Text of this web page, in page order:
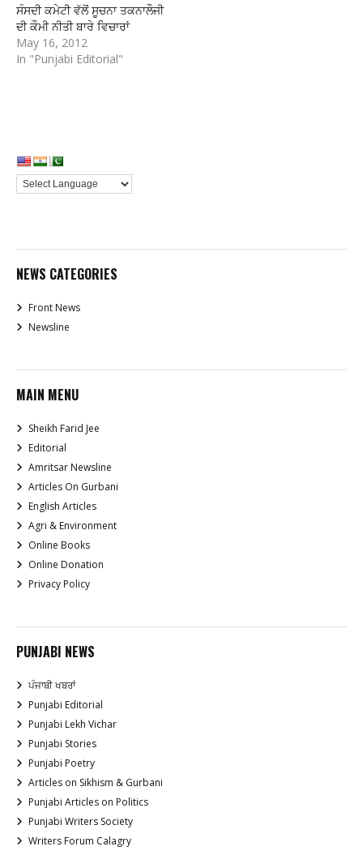
ਸੰਸਦੀ ਕਮੇਟੀ ਵੱਲੋਂ ਸੂਚਨਾ ਤਕਨਾਲੌਜੀ
ਦੀ ਕੌਮੀ ਨੀਤੀ ਬਾਰੇ ਵਿਚਾਰਾਂ
May 16, 2012
In "Punjabi Editorial"
NEWS CATEGORIES
Front News
Newsline
MAIN MENU
Sheikh Farid Jee
Editorial
Amritsar Newsline
Articles On Gurbani
English Articles
Agri & Environment
Online Books
Online Donation
Privacy Policy
PUNJABI NEWS
ਪੰਜਾਬੀ ਖਬਰਾਂ
Punjabi Editorial
Punjabi Lekh Vichar
Punjabi Stories
Punjabi Poetry
Articles on Sikhism & Gurbani
Punjabi Articles on Politics
Punjabi Writers Society
Writers Forum Calagry